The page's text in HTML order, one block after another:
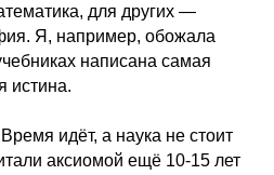
для других —
Я, например, обожала
написана самая
истина.
идёт, а наука не стоит
аксиомой ещё 10-15 лет